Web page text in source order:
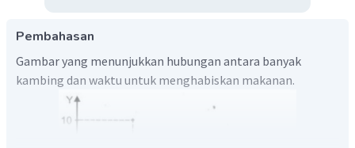
Pembahasan
Gambar yang menunjukkan hubungan antara banyak
kambing dan waktu untuk menghabiskan makanan.